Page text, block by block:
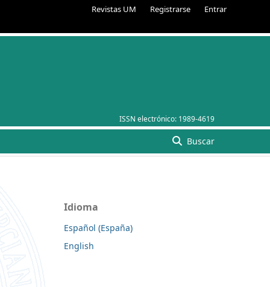
Revistas UM Registrarse Entrar
ISSN electrónico: 1989-4619
Buscar
Idioma
Español (España)
English